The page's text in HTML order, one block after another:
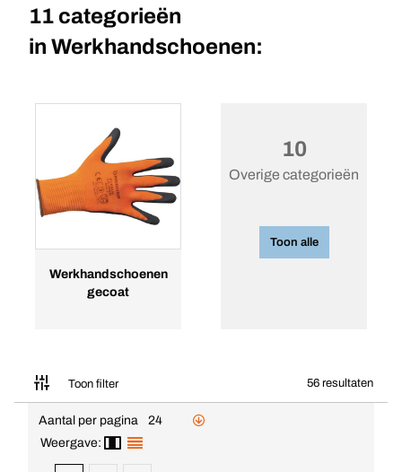
11 categorieën
in Werkhandschoenen:
Werkhandschoenen
gecoat
10
Overige categorieën
Toon alle
Toon filter 56 resultaten
Aantal per pagina
24
Weergave: